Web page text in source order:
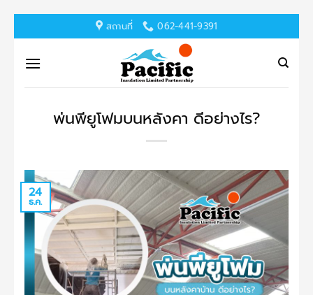
ไป
ยัง
เนื้อหา
สถานที่ 062-441-9391
พ่นพียูโฟมบนหลังคา ดีอย่างไร?
24
ธ.ค.